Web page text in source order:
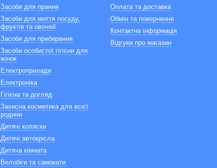
Засоби для прання
Засоби для миття посуду,
фруктів та овочей
Засоби для прибирання
Засоби особистої гігієни для
жінок
Електроприлади
Електроніка
Гігієна та догляд
Захисна косметика для всієї
родини
Дитячі коляски
Дитячі автокрісла
Дитяча кімната
Велобіги та самокати
Оплата та доставка
Обмін та повернення
Контактна інформація
Відгуки про магазин